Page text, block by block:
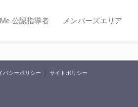
公認指導者 メンバーズエリア
バシーポリシー サイトポリシー